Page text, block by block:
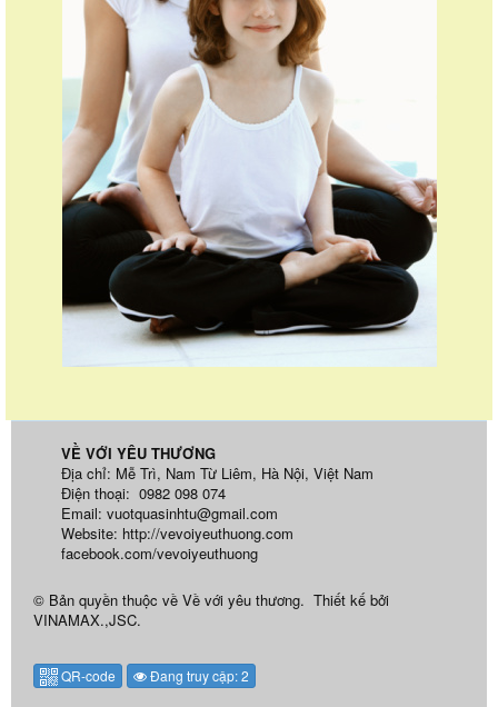
VỀ VỚI YÊU THƯƠNG
Địa chỉ: Mễ Trì, Nam Từ Liêm, Hà Nội, Việt Nam
Điện thoại: 0982 098 074
Email: vuotquasinhtu@gmail.com
Website: http://vevoiyeuthuong.com
facebook.com/vevoiyeuthuong
© Bản quyền thuộc về Về với yêu thương. Thiết kế bởi
VINAMAX.,JSC.
QR-code Đang truy cập: 2